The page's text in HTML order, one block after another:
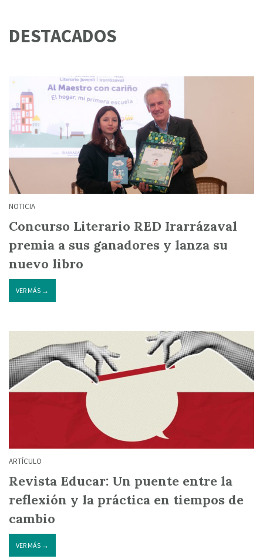
DESTACADOS
NOTICIA
Concurso Literario RED Irarrázaval
premia a sus ganadores y lanza su
nuevo libro
VER MÁS →
ARTÍCULO
Revista Educar: Un puente entre la
reflexión y la práctica en tiempos de
cambio
VER MÁS →